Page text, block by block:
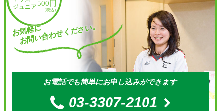
お気軽に
お問い合わせください。
お電話でも簡単にお申し込みができます
03-3307-2101